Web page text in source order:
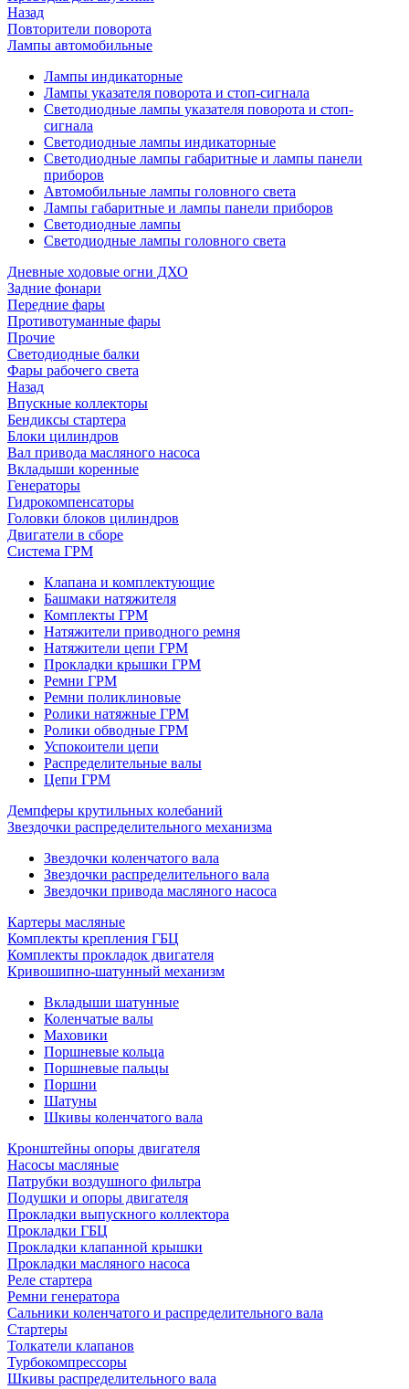
Назад
Повторители поворота
Лампы автомобильные
Лампы индикаторные
Лампы указателя поворота и стоп-сигнала
Светодиодные лампы указателя поворота и стоп-
сигнала
Светодиодные лампы индикаторные
Светодиодные лампы габаритные и лампы панели
приборов
Автомобильные лампы головного света
Лампы габаритные и лампы панели приборов
Светодиодные лампы
Светодиодные лампы головного света
Дневные ходовые огни ДХО
Задние фонари
Передние фары
Противотуманные фары
Прочие
Светодиодные балки
Фары рабочего света
Назад
Впускные коллекторы
Бендиксы стартера
Блоки цилиндров
Вал привода масляного насоса
Вкладыши коренные
Генераторы
Гидрокомпенсаторы
Головки блоков цилиндров
Двигатели в сборе
Система ГРМ
Клапана и комплектующие
Башмаки натяжителя
Комплекты ГРМ
Натяжители приводного ремня
Натяжители цепи ГРМ
Прокладки крышки ГРМ
Ремни ГРМ
Ремни поликлиновые
Ролики натяжные ГРМ
Ролики обводные ГРМ
Успокоители цепи
Распределительные валы
Цепи ГРМ
Демпферы крутильных колебаний
Звездочки распределительного механизма
Звездочки коленчатого вала
Звездочки распределительного вала
Звездочки привода масляного насоса
Картеры масляные
Комплекты крепления ГБЦ
Комплекты прокладок двигателя
Кривошипно-шатунный механизм
Вкладыши шатунные
Коленчатые валы
Маховики
Поршневые кольца
Поршневые пальцы
Поршни
Шатуны
Шкивы коленчатого вала
Кронштейны опоры двигателя
Насосы масляные
Патрубки воздушного фильтра
Подушки и опоры двигателя
Прокладки выпускного коллектора
Прокладки ГБЦ
Прокладки клапанной крышки
Прокладки масляного насоса
Реле стартера
Ремни генератора
Сальники коленчатого и распределительного вала
Стартеры
Толкатели клапанов
Турбокомпрессоры
Шкивы распределительного вала